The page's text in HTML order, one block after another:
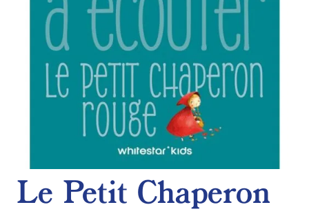
Le Petit Chaperon